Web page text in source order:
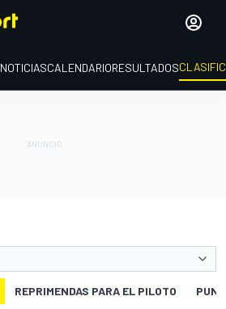
NOTICIASCALENDARIORESULTADOS
REPRIMENDAS PARA EL PILOTO